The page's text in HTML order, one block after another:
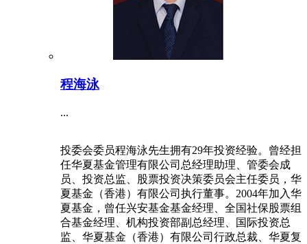
程海泳
...
投委会委员程海泳先生拥有29年投资经验。曾经担
任华夏基金管理有限公司总经理助理、管委会成
员、投资总监、股票投资决策委员会主任委员，华
夏基金（香港）有限公司执行董事。2004年加入华
夏基金，曾任兴安基金基金经理、全国社保股票组
合基金经理、机构投资部副总经理、国际投资总
监、华夏基金（香港）有限公司行政总裁、华夏复